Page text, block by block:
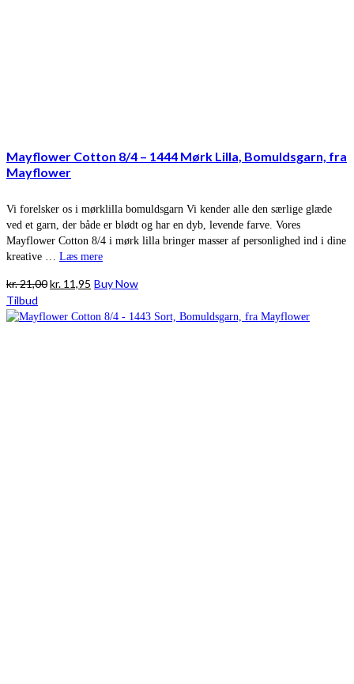
Mayflower Cotton 8/4 – 1444 Mørk Lilla, Bomuldsgarn, fra
Mayflower
Vi forelsker os i mørklilla bomuldsgarn Vi kender alle den særlige glæde
ved et garn, der både er blødt og har en dyb, levende farve. Vores
Mayflower Cotton 8/4 i mørk lilla bringer masser af personlighed ind i dine
kreative … Læs mere
kr.21,00Den
pris
kr. 11,95 Den
pris
Buy Now
Tilbud